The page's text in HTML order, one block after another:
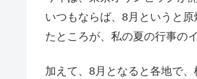
いつもならば、8月というと
たところが、私の夏の行事の
加えて、8月となると各地で